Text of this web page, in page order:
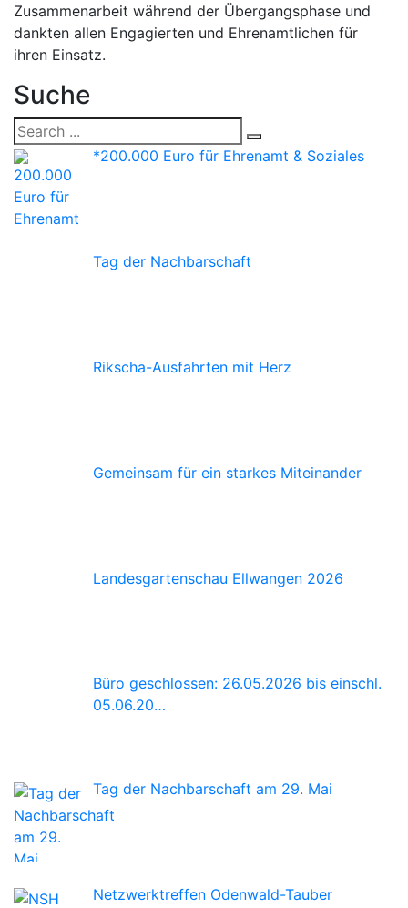
Zusammenarbeit während der Übergangsphase und
dankten allen Engagierten und Ehrenamtlichen für
ihren Einsatz.
Suche
*200.000 Euro für Ehrenamt & Soziales
Tag der Nachbarschaft
Rikscha-Ausfahrten mit Herz
Gemeinsam für ein starkes Miteinander
Landesgartenschau Ellwangen 2026
Büro geschlossen: 26.05.2026 bis einschl.
05.06.20…
Tag der Nachbarschaft am 29. Mai
Netzwerktreffen Odenwald-Tauber